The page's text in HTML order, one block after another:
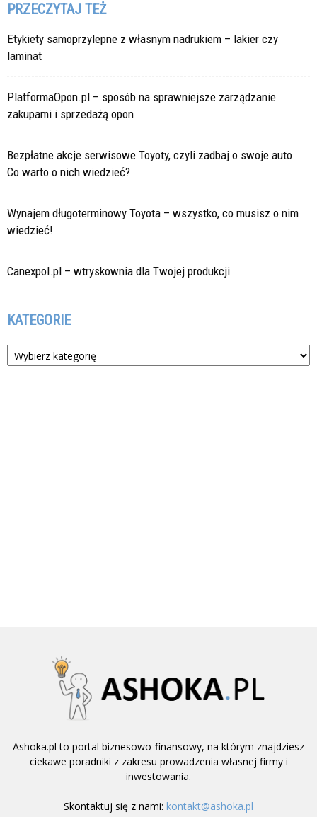
PRZECZYTAJ TEŻ
Etykiety samoprzylepne z własnym nadrukiem – lakier czy
laminat
PlatformaOpon.pl – sposób na sprawniejsze zarządzanie
zakupami i sprzedażą opon
Bezpłatne akcje serwisowe Toyoty, czyli zadbaj o swoje auto.
Co warto o nich wiedzieć?
Wynajem długoterminowy Toyota – wszystko, co musisz o nim
wiedzieć!
Canexpol.pl – wtryskownia dla Twojej produkcji
KATEGORIE
Kategorie
Ashoka.pl to portal biznesowo-finansowy, na którym znajdziesz
ciekawe poradniki z zakresu prowadzenia własnej firmy i
inwestowania.
Skontaktuj się z nami: kontakt@ashoka.pl